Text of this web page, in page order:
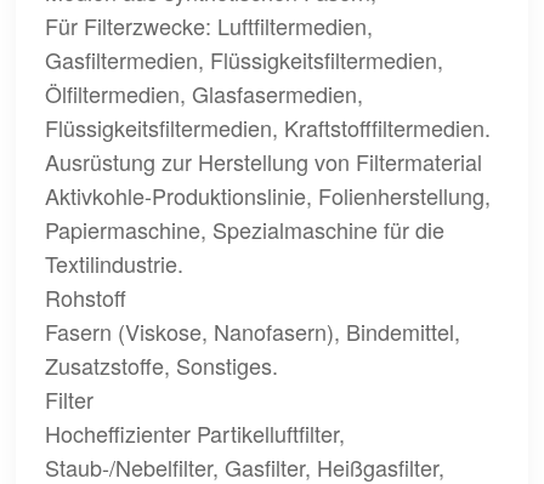
Für Filterzwecke: Luftfiltermedien,
Gasfiltermedien, Flüssigkeitsfiltermedien,
Ölfiltermedien, Glasfasermedien,
Flüssigkeitsfiltermedien, Kraftstofffiltermedien.
Ausrüstung zur Herstellung von Filtermaterial
Aktivkohle-Produktionslinie, Folienherstellung,
Papiermaschine, Spezialmaschine für die
Textilindustrie.
Rohstoff
Fasern (Viskose, Nanofasern), Bindemittel,
Zusatzstoffe, Sonstiges.
Filter
Hocheffizienter Partikelluftfilter,
Staub-/Nebelfilter, Gasfilter, Heißgasfilter,